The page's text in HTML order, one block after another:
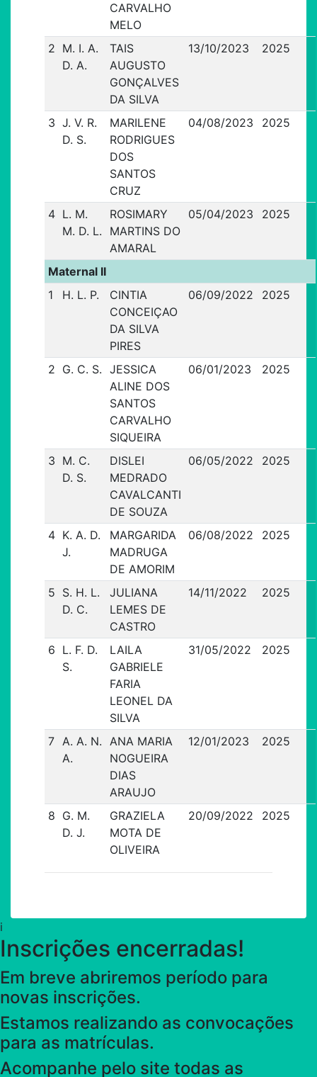
CARVALHO
MELO
2 M. I. A.
D. A.
TAIS
AUGUSTO
GONÇALVES
DA SILVA
13/10/2023 2025
3 J. V. R.
D. S.
MARILENE
RODRIGUES
DOS
SANTOS
CRUZ
04/08/2023 2025
4 L. M.
M. D. L.
ROSIMARY
MARTINS DO
AMARAL
05/04/2023 2025
Maternal II
1
H. L. P.
CINTIA
CONCEIÇAO
DA SILVA
PIRES
06/09/2022 2025
2 G. C. S. JESSICA
ALINE DOS
SANTOS
CARVALHO
SIQUEIRA
06/01/2023 2025
3 M. C.
D. S.
DISLEI
MEDRADO
CAVALCANTI
DE SOUZA
06/05/2022 2025
4 K. A. D.
J.
MARGARIDA
MADRUGA
DE AMORIM
06/08/2022 2025
5 S. H. L.
D. C.
JULIANA
LEMES DE
CASTRO
14/11/2022 2025
6 L. F. D.
S.
LAILA
GABRIELE
FARIA
LEONEL DA
SILVA
31/05/2022 2025
7 A. A. N.
A.
ANA MARIA
NOGUEIRA
DIAS
ARAUJO
12/01/2023 2025
8 G. M.
D. J.
GRAZIELA
MOTA DE
OLIVEIRA
20/09/2022 2025
i
Inscrições encerradas!
Em breve abriremos período para
novas inscrições.
Estamos realizando as convocações
para as matrículas.
Acompanhe pelo site todas as